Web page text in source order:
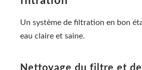
Un système de filtration en bon
eau claire et saine.
Nettoyage du filtre et